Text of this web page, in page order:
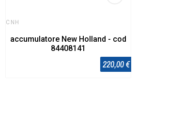
CNH
accumulatore New Holland - cod
84408141
220,00 €